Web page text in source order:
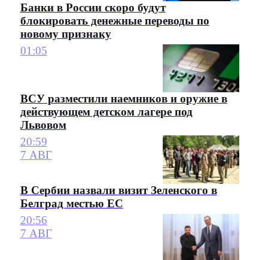
Банки в России скоро будут
блокировать денежные переводы по
новому признаку
01:05
ВСУ разместили наемников и оружие в
действующем детском лагере под
Львовом
20:59
7 АВГ
В Сербии назвали визит Зеленского в
Белград местью ЕС
20:56
7 АВГ